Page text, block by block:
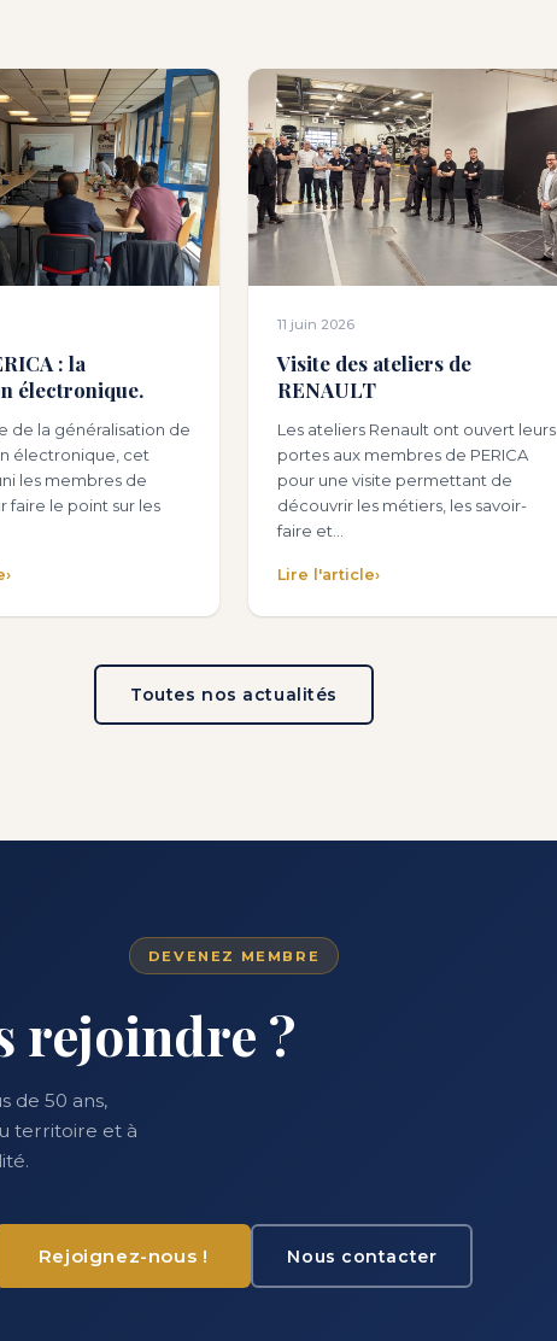
: la
électronique.
de la généralisation de
électronique, cet
les membres de
faire le point sur les
›
11 juin 2026
Visite des ateliers de
RENAULT
Les ateliers Renault ont ouvert leurs
portes aux membres de PERICA
pour une visite permettant de
découvrir les métiers, les savoir-
faire et…
Lire l'article›
Toutes nos actualités
DEVENEZ MEMBRE
rejoindre ?
de 50 ans,
territoire et à
Rejoignez-nous ! Nous contacter